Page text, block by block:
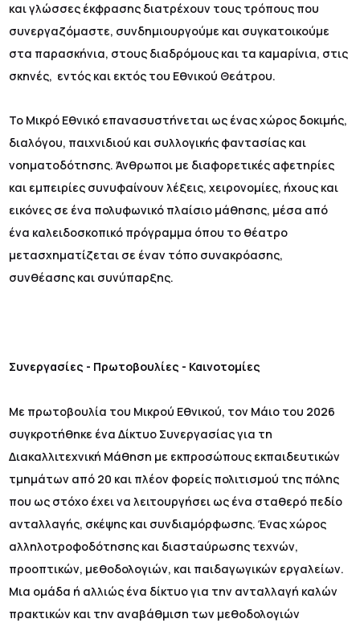
και γλώσσες έκφρασης διατρέχουν τους τρόπους που
συνεργαζόμαστε, συνδημιουργούμε και συγκατοικούμε
στα παρασκήνια, στους διαδρόμους και τα καμαρίνια, στις
σκηνές, εντός και εκτός του Εθνικού Θεάτρου.
Το Μικρό Εθνικό επανασυστήνεται ως ένας χώρος δοκιμής,
διαλόγου, παιχνιδιού και συλλογικής φαντασίας και
νοηματοδότησης. Άνθρωποι με διαφορετικές αφετηρίες
και εμπειρίες συνυφαίνουν λέξεις, χειρονομίες, ήχους και
εικόνες σε ένα πολυφωνικό πλαίσιο μάθησης, μέσα από
ένα καλειδοσκοπικό πρόγραμμα όπου το θέατρο
μετασχηματίζεται σε έναν τόπο συνακρόασης,
συνθέασης και συνύπαρξης.
Συνεργασίες - Πρωτοβουλίες - Καινοτομίες
Με πρωτοβουλία του Μικρού Εθνικού, τον Μάιο του 2026
συγκροτήθηκε ένα Δίκτυο Συνεργασίας για τη
Διακαλλιτεχνική Μάθηση με εκπροσώπους εκπαιδευτικών
τμημάτων από 20 και πλέον φορείς πολιτισμού της πόλης
που ως στόχο έχει να λειτουργήσει ως ένα σταθερό πεδίο
ανταλλαγής, σκέψης και συνδιαμόρφωσης. Ένας χώρος
αλληλοτροφοδότησης και διασταύρωσης τεχνών,
προοπτικών, μεθοδολογιών, και παιδαγωγικών εργαλείων.
Μια ομάδα ή αλλιώς ένα δίκτυο για την ανταλλαγή καλών
πρακτικών και την αναβάθμιση των μεθοδολογιών